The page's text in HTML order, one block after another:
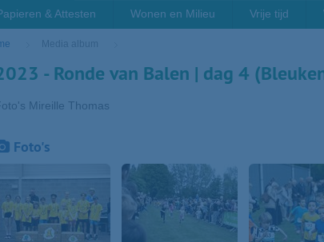
& Attesten Wonen en Milieu Vrije tijd
Media album
- Ronde van Balen | dag 4
Mireille Thomas
Foto's